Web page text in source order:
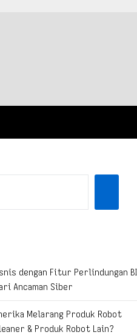
dengan Fitur Perlindungan
Ancaman Siber
Melarang Produk Robot
& Produk Robot Lain?